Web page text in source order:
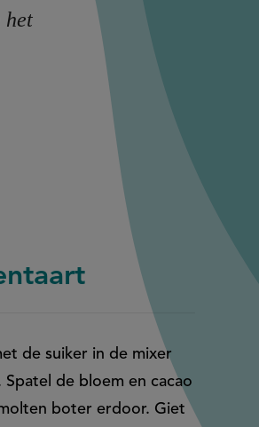
het
de suiker in de mixer
de bloem en cacao
boter erdoor. Giet